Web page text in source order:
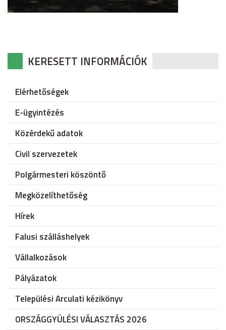
KERESETT INFORMÁCIÓK
Elérhetőségek
E-ügyintézés
Közérdekű adatok
Civil szervezetek
Polgármesteri köszöntő
Megközelíthetőség
Hírek
Falusi szálláshelyek
Vállalkozások
Pályázatok
Települési Arculati kézikönyv
ORSZÁGGYÜLÉSI VÁLASZTÁS 2026